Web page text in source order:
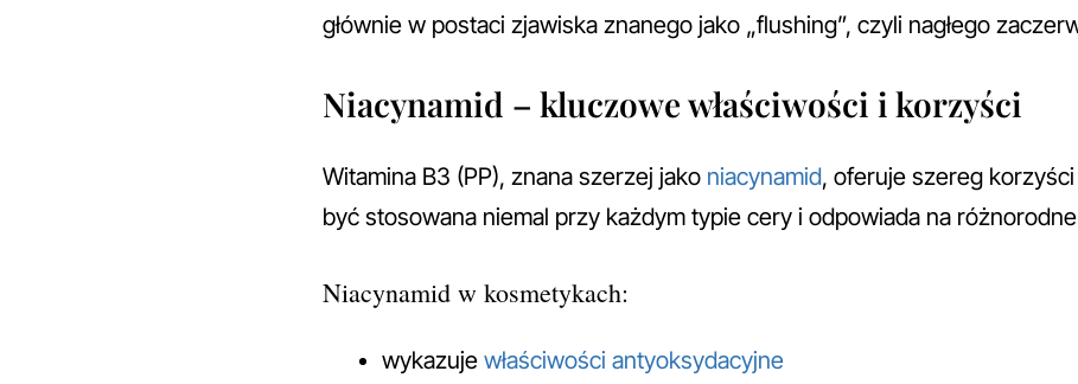
głównie w postaci zjawiska znanego jako „flushing”, czyli nagłego
Niacynamid – kluczowe właściwości i korzyści
Witamina B3 (PP), znana szerzej jako niacynamid, oferuje szereg
być stosowana niemal przy każdym typie cery i odpowiada na
Niacynamid w kosmetykach:
wykazuje właściwości antyoksydacyjne